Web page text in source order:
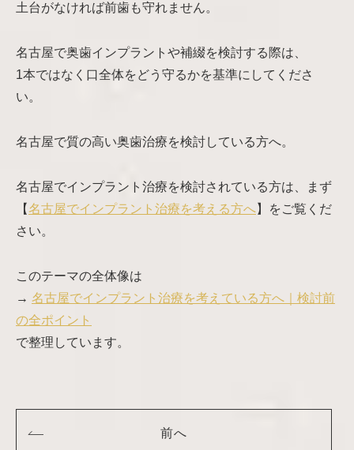
土台がなければ前歯も守れません。
名古屋で奥歯インプラントや補綴を検討する際は、
1本ではなく口全体をどう守るかを基準にしてくださ
い。
名古屋で質の高い奥歯治療を検討している方へ。
名古屋でインプラント治療を検討されている方は、まず
【名古屋でインプラント治療を考える方へ】をご覧くだ
さい。
このテーマの全体像は
→ 名古屋でインプラント治療を考えている方へ｜検討前
の全ポイント
で整理しています。
前へ